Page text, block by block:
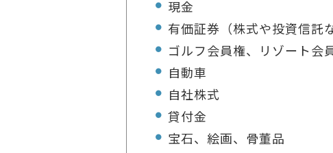
現金
有価証券（株式や投資信託な
ゴルフ会員権、リゾート会
自動車
自社株式
貸付金
宝石、絵画、骨董品